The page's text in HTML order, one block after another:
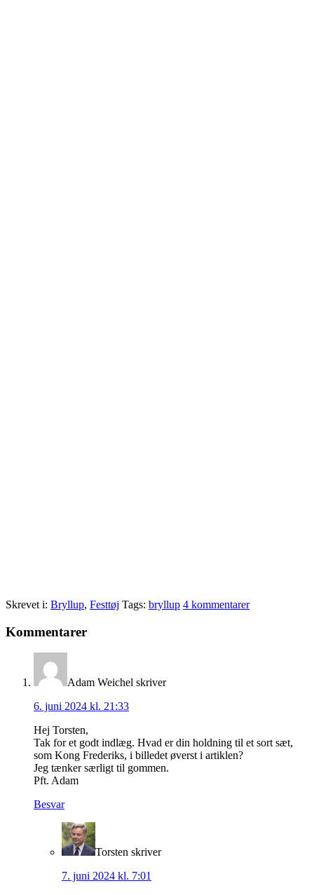
Skrevet i: Bryllup, Festtøj Tags: bryllup 4 kommentarer
Læserinteraktioner
Kommentarer
Adam Weichel skriver
6. juni 2024 kl. 21:33
Hej Torsten,
Tak for et godt indlæg. Hvad er din holdning til et sort sæt,
som Kong Frederiks, i billedet øverst i artiklen?
Jeg tænker særligt til gommen.
Pft. Adam
Besvar
Torsten skriver
7. juni 2024 kl. 7:01